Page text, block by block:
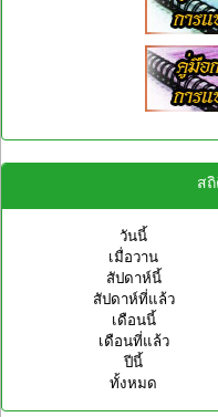
ส
วันนี้
เมื่อวาน
สัปดาห์นี้
สัปดาห์ที่แล้ว
เดือนนี้
เดือนที่แล้ว
ปีนี้
ทั้งหมด